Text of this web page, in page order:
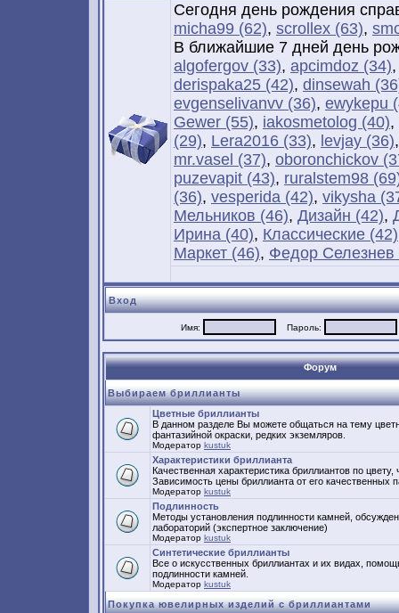
Сегодня день рождения
micha99 (62), scrollex (63),
В ближайшие 7 дней день
algofergov (33), apcimdoz (34)
derispaka25 (42), dinsewah
evgenselivanvv (36), ewykepu
Gewer (55), iakosmetolog (40),
(29), Lera2016 (33), levjay (36)
mr.vasel (37), oboronchickov
puzevapit (43), ruralstem98
(36), vesperida (42), vikysha
Мельников (46), Дизайн (42),
Ирина (40), Классические (42)
Маркет (46), Федор Селезнев
Вход
Имя: Пароль:
Форум
Выбираем бриллианты
Цветные бриллианты
В данном разделе Вы можете общаться на тему
фантазийной окраски, редких экземляров.
Модератор kustuk
Характеристики бриллианта
Качественная характеристика бриллиантов по цвету,
Зависимость цены бриллианта от его качественных
Модератор kustuk
Подлинность
Методы установления подлинности камней,
лабораторий (экспертное заключение)
Модератор kustuk
Синтетические бриллианты
Все о искусственных бриллиантах и их видах,
подлинности камней.
Модератор kustuk
Покупка ювелирных изделий с бриллиантами